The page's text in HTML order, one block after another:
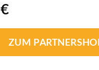
€
ZUM